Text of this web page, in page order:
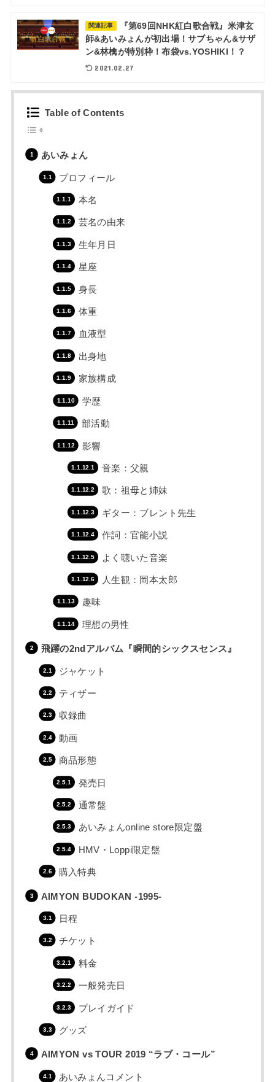
関連記事
『第69回NHK紅白歌合戦』米津玄
師&あいみょんが初出場！サブちゃん&サザ
ン&林檎が特別枠！布袋vs.YOSHIKI！？
2021.02.27
Table of Contents
あいみょん
プロフィール
本名
芸名の由来
生年月日
星座
身長
体重
血液型
出身地
家族構成
学歴
部活動
影響
音楽：父親
歌：祖母と姉妹
ギター：ブレント先生
作詞：官能小説
よく聴いた音楽
人生観：岡本太郎
趣味
理想の男性
飛躍の2ndアルバム『瞬間的シックスセンス』
ジャケット
ティザー
収録曲
動画
商品形態
発売日
通常盤
あいみょんonline store限定盤
HMV・Loppi限定盤
購入特典
AIMYON BUDOKAN -1995-
日程
チケット
料金
一般発売日
プレイガイド
グッズ
AIMYON vs TOUR 2019 “ラブ・コール”
あいみょんコメント